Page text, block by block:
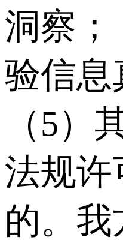
洞察；
验信息
（5）
法规许
的。